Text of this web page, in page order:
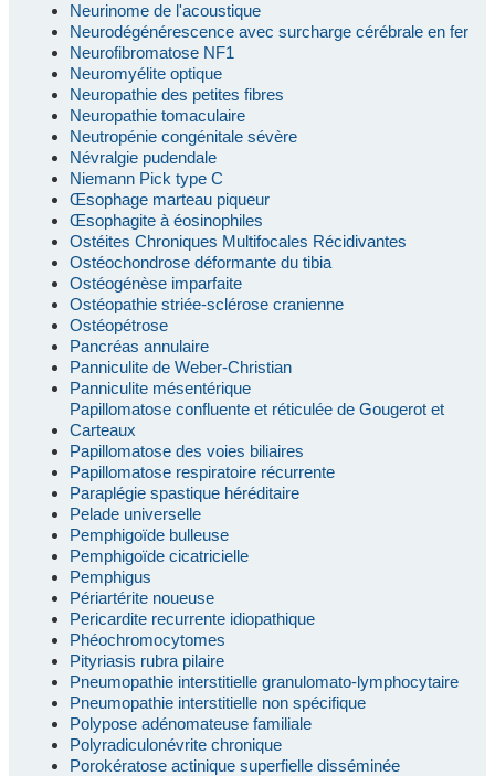
Neurinome de l'acoustique
Neurodégénérescence avec surcharge cérébrale en fer
Neurofibromatose NF1
Neuromyélite optique
Neuropathie des petites fibres
Neuropathie tomaculaire
Neutropénie congénitale sévère
Névralgie pudendale
Niemann Pick type C
Œsophage marteau piqueur
Œsophagite à éosinophiles
Ostéites Chroniques Multifocales Récidivantes
Ostéochondrose déformante du tibia
Ostéogénèse imparfaite
Ostéopathie striée-sclérose cranienne
Ostéopétrose
Pancréas annulaire
Panniculite de Weber-Christian
Panniculite mésentérique
Papillomatose confluente et réticulée de Gougerot et
Carteaux
Papillomatose des voies biliaires
Papillomatose respiratoire récurrente
Paraplégie spastique héréditaire
Pelade universelle
Pemphigoïde bulleuse
Pemphigoïde cicatricielle
Pemphigus
Périartérite noueuse
Pericardite recurrente idiopathique
Phéochromocytomes
Pityriasis rubra pilaire
Pneumopathie interstitielle granulomato-lymphocytaire
Pneumopathie interstitielle non spécifique
Polypose adénomateuse familiale
Polyradiculonévrite chronique
Porokératose actinique superfielle disséminée